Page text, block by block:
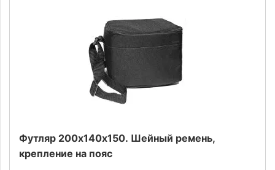
Футляр 200х140х150. Шейный ремень,
крепление на пояс